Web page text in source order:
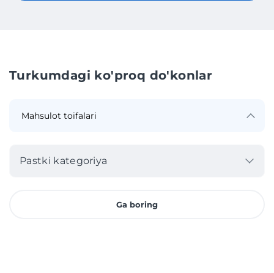
Turkumdagi ko'proq do'konlar
Pastki kategoriya
Ga boring